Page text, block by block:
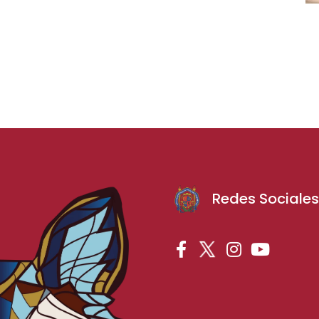
Redes Sociales